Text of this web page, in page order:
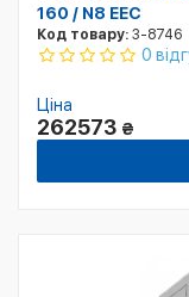
160 / N8 EEC
Код товару: 3-8746
0
Ціна
262573 ₴